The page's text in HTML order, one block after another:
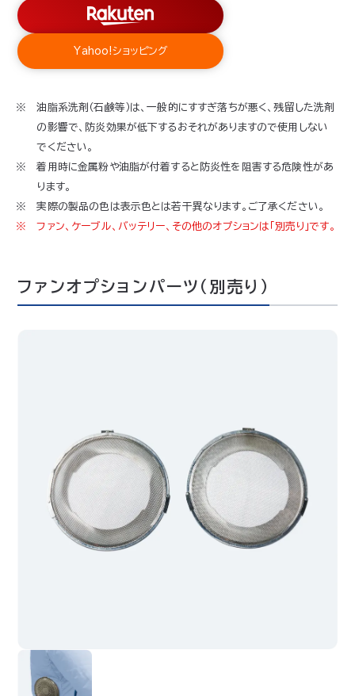
Yahoo!ショッピング
油脂系洗剤（石鹸等）は、一般的にすすぎ落ちが悪く、残留した洗剤
の影響で、防炎効果が低下するおそれがありますので使用しない
でください。
着用時に金属粉や油脂が付着すると防炎性を阻害する危険性があ
ります。
実際の製品の色は表示色とは若干異なります。ご了承ください。
ファン、ケーブル、バッテリー、その他のオプションは「別売り」です。
ファンオプションパーツ（別売り）